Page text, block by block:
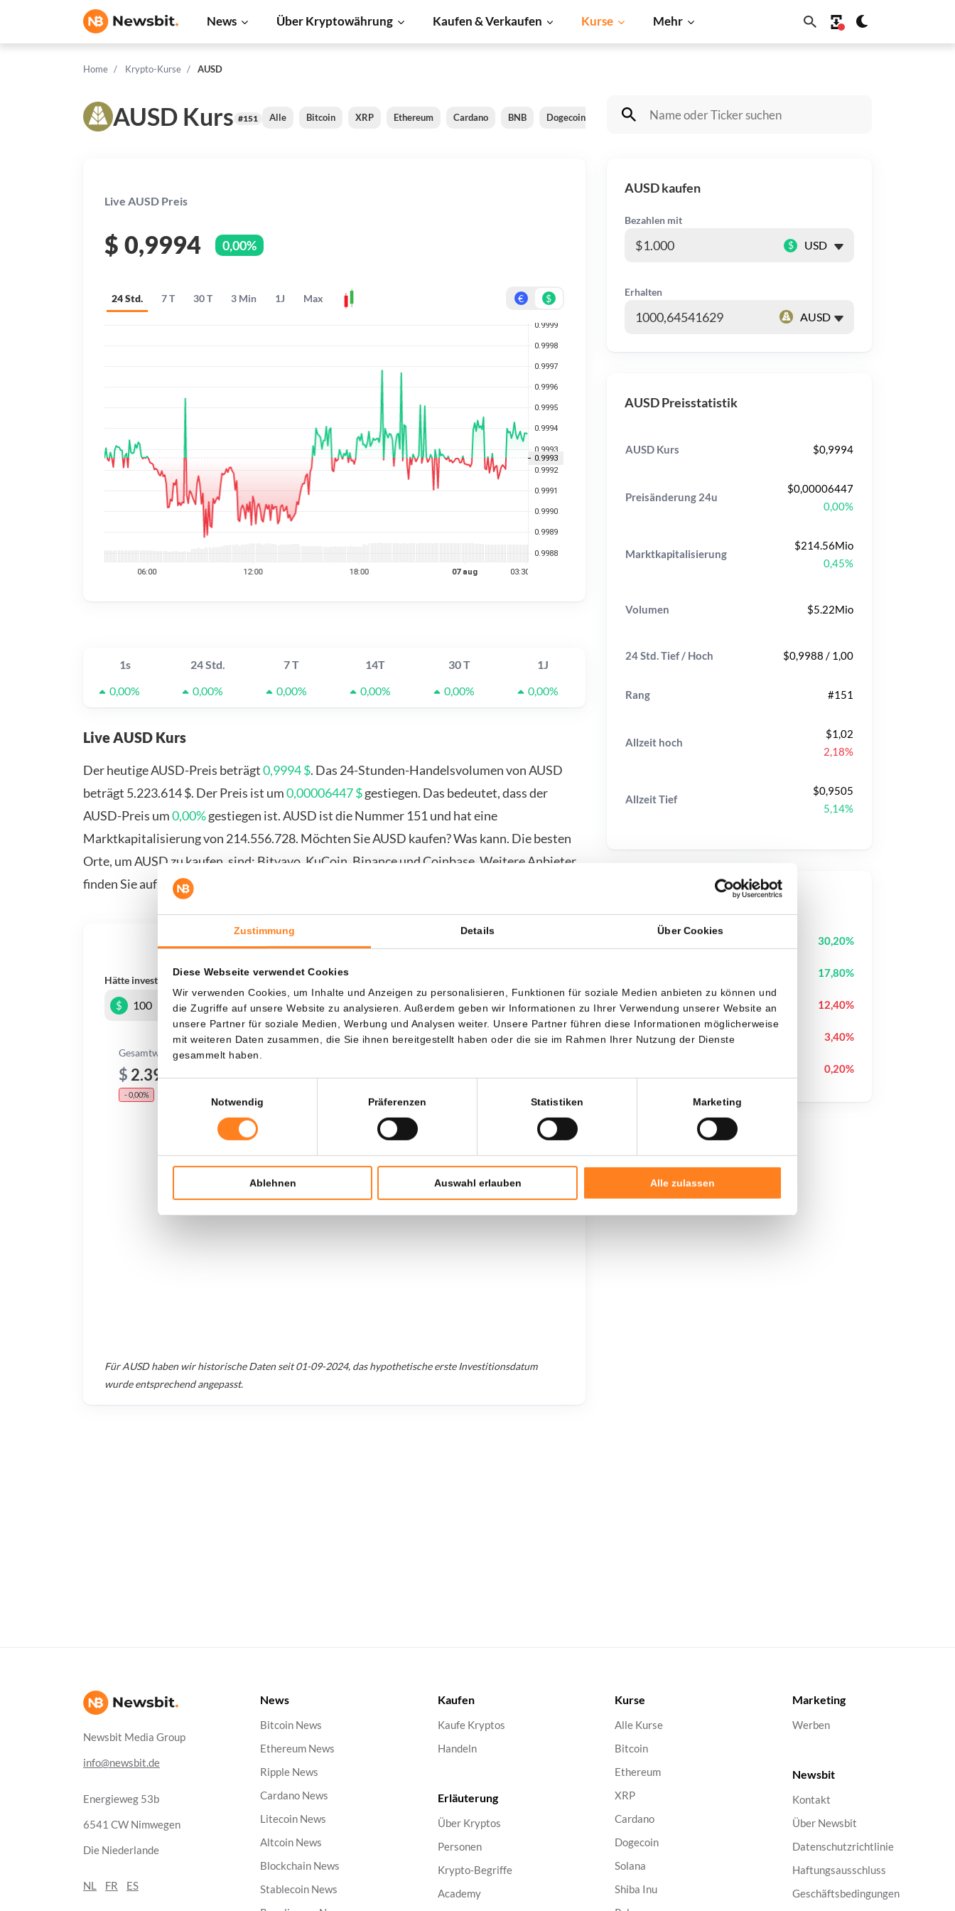
Zustimmung Details Über Cookies
Diese Webseite verwendet Cookies
Wir verwenden Cookies, um Inhalte und Anzeigen zu personalisieren, Funktionen für soziale Medien anbieten zu können und
die Zugriffe auf unsere Website zu analysieren. Außerdem geben wir Informationen zu Ihrer Verwendung unserer Website an
unsere Partner für soziale Medien, Werbung und Analysen weiter. Unsere Partner führen diese Informationen möglicherweise
mit weiteren Daten zusammen, die Sie ihnen bereitgestellt haben oder die sie im Rahmen Ihrer Nutzung der Dienste
gesammelt haben.
Notwendig
Präferenzen Statistiken Marketing
Ablehnen Auswahl erlauben Alle zulassen
News Über Kryptowährung Kaufen & Verkaufen Kurse Mehr
Home Krypto-Kurse AUSD
AUSD Kurs #151 Alle Bitcoin XRP Ethereum Cardano BNB Dogecoin Litecoin Shiba Inu Solana
Live AUSD Preis
$ 0,9994 0,00%
24 Std. 7 T 30 T 3 Min 1J Max € $
1s 24 Std. 7 T 14T 30 T
1J
0,00%
0,00% 0,00% 0,00% 0,00% 0,00%
Live AUSD Kurs
Der heutige AUSD-Preis beträgt0,9994 $. Das 24-Stunden-Handelsvolumen von AUSD
beträgt 5.223.614 $. Der Preis ist um0,00006447 $gestiegen. Das bedeutet, dass der
AUSD-Preis um0,00%gestiegen ist. AUSD ist die Nummer 151 und hat eine
Marktkapitalisierung von 214.556.728. Möchten Sie AUSD kaufen? Was kann. Die besten
Orte, um AUSD zu kaufen, sind: Bitvavo, KuCoin, Binance und Coinbase. Weitere Anbieter
finden Sie auf unserer Kauf-/Verkaufsseite.
Was, wenn ich...?
Hätte investiert
$
Gesamtwert
$ 2.399,41
- 0,00%
FürAUSDhaben wir historische Daten seit01-09-2024, das hypothetische erste Investitionsdatum
wurde entsprechend angepasst.
AUSD kaufen
Bezahlen mit
$
Erhalten
AUSD Preisstatistik
AUSD Kurs $0,9994
Preisänderung 24u
$0,00006447
0,00%
Marktkapitalisierung
$214.56Mio
0,45%
Volumen $5.22Mio
24 Std. Tief / Hoch $0,9988 / 1,00
Rang #151
Allzeit hoch
$1,02
2,18%
AllzeitTief
$0,9505
5,14%
30,20%
17,80%
Cash Cat CASHCAT 12,40%
Pudgy Penguins PENGU 3,40%
0,20%
Newsbit Media Group
info@newsbit.de
Energieweg 53b
6541 CW Nimwegen
Die Niederlande
NL FR ES
News
Bitcoin News
Ethereum News
Ripple News
Cardano News
Litecoin News
Altcoin News
Blockchain News
Stablecoin News
Kaufen
Kaufe Kryptos
Handeln
Erläuterung
Über Kryptos
Personen
Krypto-Begriffe
Academy
Kurse
Alle Kurse
Bitcoin
Ethereum
XRP
Cardano
Dogecoin
Solana
Shiba Inu
Marketing
Werben
Newsbit
Kontakt
Über Newsbit
Datenschutzrichtlinie
Haftungsausschluss
Geschäftsbedingungen